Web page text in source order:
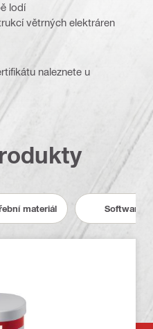
lodí
větrných elektráren
naleznete u
materiál Software